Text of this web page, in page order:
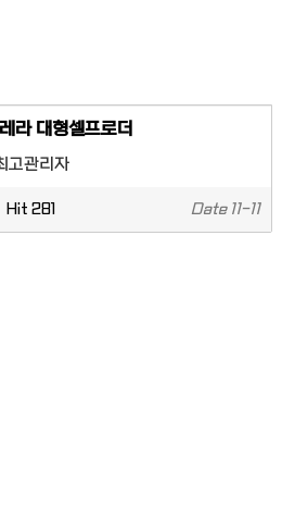
라 대형셀프로더
고관리자
Hit 281 Date11-11